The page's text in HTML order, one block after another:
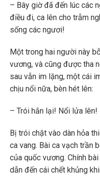
– Bây giờ đã đến lúc các
điều đi, ca lên cho trẫm
sống các ngươi!
Một trong hai người này
vương, và cũng được tha
sau vẫn im lặng, một cái
chịu nổi nữa, bèn hét lên:
– Trói hắn lại! Nổi lửa lên!
Bị trói chặt vào dàn hỏa
ca vang. Bài ca vạch trần
của quốc vương. Chính
dẫn đến cái chết khủng